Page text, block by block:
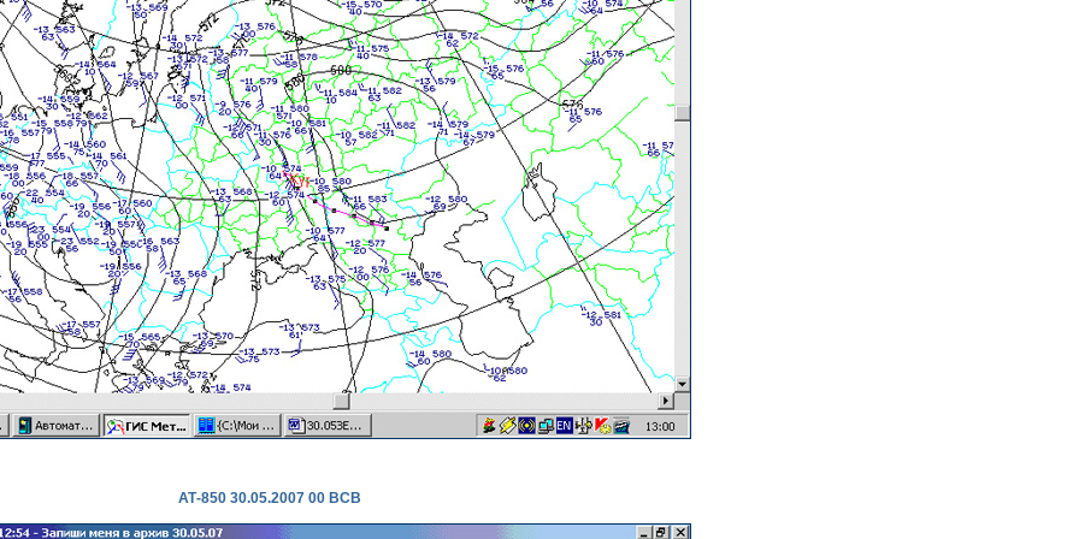
АТ-850 30.05.2007 00 ВСВ